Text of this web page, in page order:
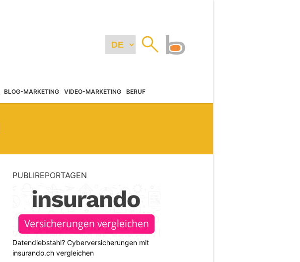
BLOG-MARKETING VIDEO-MARKETING BERUF
PUBLIREPORTAGEN
Datendiebstahl? Cyberversicherungen mit
insurando.ch vergleichen